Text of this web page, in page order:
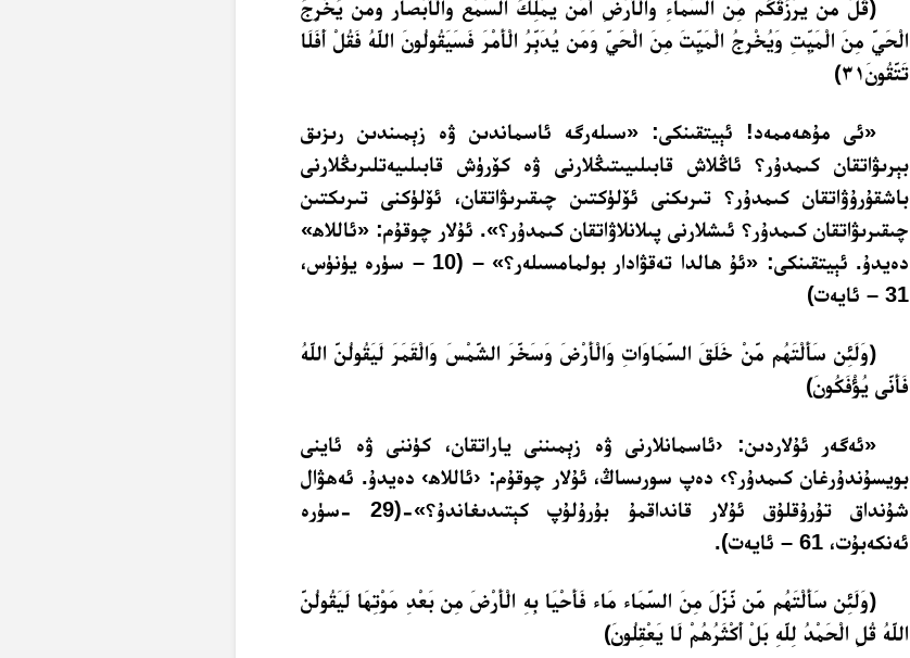
﴿قُلْ مَن يَرْزُقُكُم مِّنَ السَّمَاءِ وَالْأَرْضِ أَمَّن يَمْلِكُ السَّمْعَ وَالْأَبْصَارَ وَمَن يُخْرِجُ
الْحَيَّ مِنَ الْمَيِّتِ وَيُخْرِجُ الْمَيِّتَ مِنَ الْحَيِّ وَمَن يُدَبِّرُ الْأَمْرَ فَسَيَقُولُونَ اللَّهُ فَقُلْ أَفَلَا
تَتَّقُونَ٣١﴾
«ئى مۇھەممەد! ئېيتقىنكى: «سىلەرگە ئاسماندىن ۋە زېمىندىن رىزىق
بېرىۋاتقان كىمدۇر؟ ئاڭلاش قابىلىيىتىڭلارنى ۋە كۆرۈش قابىلىيەتلىرىڭلارنى
باشقۇرۇۋاتقان كىمدۇر؟ تىرىكنى ئۆلۈكتىن چىقىرىۋاتقان، ئۆلۈكنى تىرىكتىن
چىقىرىۋاتقان كىمدۇر؟ ئىشلارنى پىلانلاۋاتقان كىمدۇر؟». ئۇلار چوقۇم: «ئاللاھ»
دەيدۇ. ئېيتقىنكى: «ئۇ ھالدا تەقۋادار بولمامسىلەر؟» – (10 – سۈرە يۈنۈس،
31 – ئايەت)
﴿وَلَئِن سَأَلْتَهُم مَّنْ خَلَقَ السَّمَاوَاتِ وَالْأَرْضَ وَسَخَّرَ الشَّمْسَ وَالْقَمَرَ لَيَقُولُنَّ اللَّهُ
فَأَنَّى يُؤْفَكُونَ﴾
«ئەگەر ئۇلاردىن: ‹ئاسمانلارنى ۋە زېمىننى ياراتقان، كۈننى ۋە ئاينى
بويسۇندۇرغان كىمدۇر؟› دەپ سورىساڭ، ئۇلار چوقۇم: ‹ئاللاھ› دەيدۇ. ئەھۋال
شۇنداق تۇرۇقلۇق ئۇلار قانداقمۇ بۇرۇلۇپ كېتىدىغاندۇ؟»-(29 -سۈرە
ئەنكەبۇت، 61 – ئايەت).
﴿وَلَئِن سَأَلْتَهُم مَّن نَّزَّلَ مِنَ السَّمَاء مَاء فَأَحْيَا بِهِ الْأَرْضَ مِن بَعْدِ مَوْتِهَا لَيَقُولُنَّ
اللَّهُ قُلِ الْحَمْدُ لِلَّهِ بَلْ أَكْثَرُهُمْ لَا يَعْقِلُونَ﴾